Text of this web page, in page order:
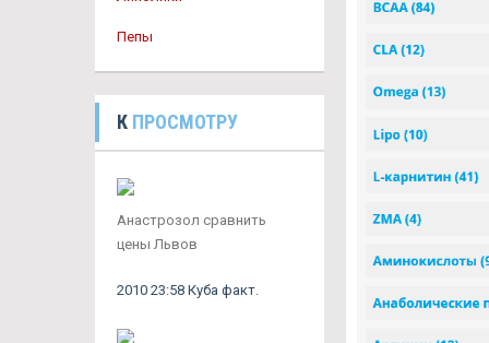
Пепы
К ПРОСМОТРУ
Анастрозол сравнить
цены Львов
2010 23:58 Куба факт.